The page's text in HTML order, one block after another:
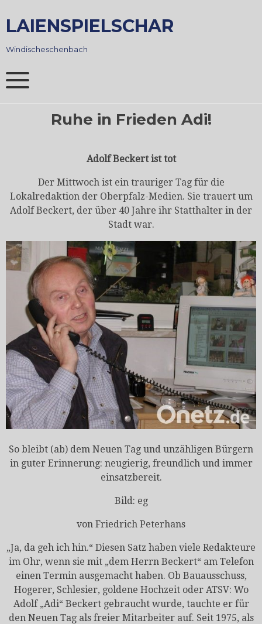
to
content
LAIENSPIELSCHAR
Windischeschenbach
Ruhe in Frieden Adi!
Adolf Beckert ist tot
Der Mittwoch ist ein trauriger Tag für die
Lokalredaktion der Oberpfalz-Medien. Sie trauert um
Adolf Beckert, der über 40 Jahre ihr Statthalter in der
Stadt war.
So bleibt (ab) dem Neuen Tag und unzähligen Bürgern
in guter Erinnerung: neugierig, freundlich und immer
einsatzbereit.
Bild: eg
von Friedrich Peterhans
„Ja, da geh ich hin.“ Diesen Satz haben viele Redakteure
im Ohr, wenn sie mit „dem Herrn Beckert“ am Telefon
einen Termin ausgemacht haben. Ob Bauausschuss,
Hogerer, Schlesier, goldene Hochzeit oder ATSV: Wo
Adolf „Adi“ Beckert gebraucht wurde, tauchte er für
den Neuen Tag als freier Mitarbeiter auf. Seit 1975, als